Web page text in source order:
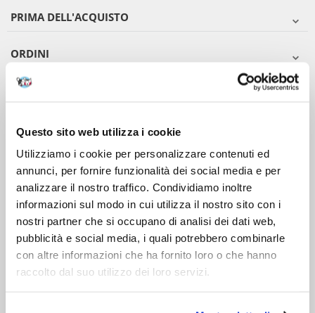
Questo sito web utilizza i cookie
Utilizziamo i cookie per personalizzare contenuti ed
annunci, per fornire funzionalità dei social media e per
analizzare il nostro traffico. Condividiamo inoltre
informazioni sul modo in cui utilizza il nostro sito con i
nostri partner che si occupano di analisi dei dati web,
pubblicità e social media, i quali potrebbero combinarle
con altre informazioni che ha fornito loro o che hanno
raccolto dal suo utilizzo dei loro servizi.
PRIMA DELL'ACQUISTO
ORDINI
DOPO L'ACQUISTO
VIENI A CONOSCERCI